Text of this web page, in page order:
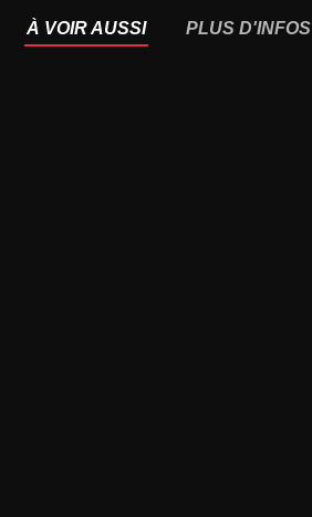
À VOIR AUSSI PLUS D'INFOS